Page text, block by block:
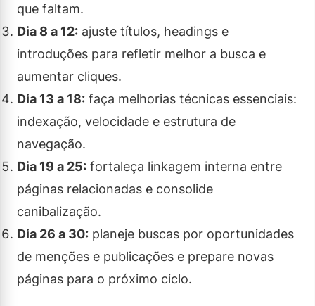
que faltam.
Dia 8 a 12: ajuste títulos, headings e
introduções para refletir melhor a busca e
aumentar cliques.
Dia 13 a 18: faça melhorias técnicas essenciais:
indexação, velocidade e estrutura de
navegação.
Dia 19 a 25: fortaleça linkagem interna entre
páginas relacionadas e consolide
canibalização.
Dia 26 a 30: planeje buscas por oportunidades
de menções e publicações e prepare novas
páginas para o próximo ciclo.